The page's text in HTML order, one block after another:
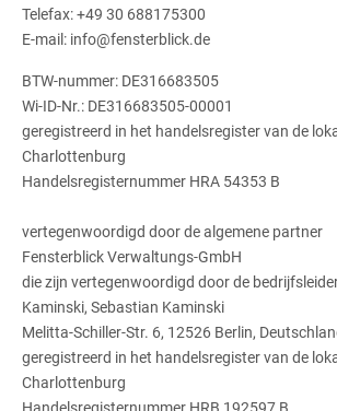
Telefax: +49 30 688175300
E-mail: info@fensterblick.de
BTW-nummer: DE316683505
Wi-ID-Nr.: DE316683505-00001
geregistreerd in het handelsregister van de
Charlottenburg
Handelsregisternummer HRA 54353 B
vertegenwoordigd door de algemene partner
Fensterblick Verwaltungs-GmbH
die zijn vertegenwoordigd door de
Kaminski, Sebastian Kaminski
Melitta-Schiller-Str. 6, 12526 Berlin,
geregistreerd in het handelsregister van de
Charlottenburg
Handelsregisternummer HRB 192597 B